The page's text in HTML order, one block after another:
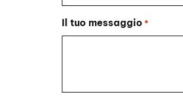
Il tuo messaggio *